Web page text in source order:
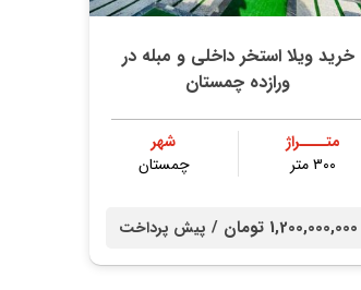
خرید ویلا استخر داخلی و مبله در
ورازده چمستان
متــــراژ
۳۰۰ متر
شهر
چمستان
1,200,000,000 تومان / پیش پرداخت